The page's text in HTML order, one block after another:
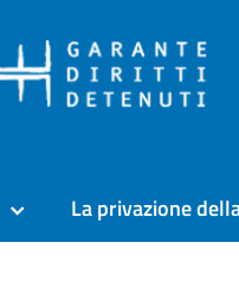
La privazione